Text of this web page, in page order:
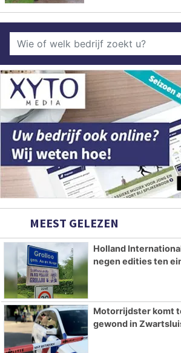
MEEST GELEZEN
Holland
negen edities ten
Motorrijdster komt
gewond in